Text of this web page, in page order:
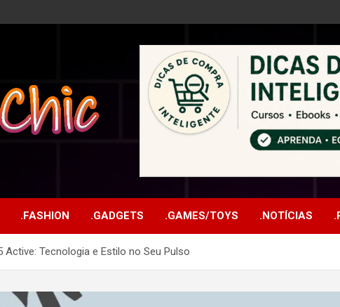
.FASHION .GADGETS .GAMES/TOYS .NOTÍCIAS
Active: Tecnologia e Estilo no Seu Pulso